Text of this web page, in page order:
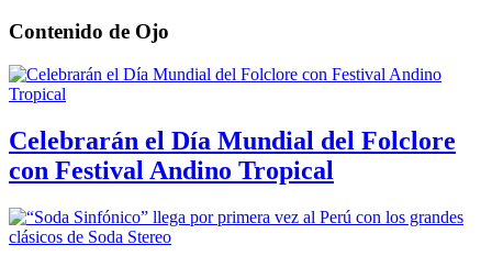
Contenido de Ojo
Celebrarán el Día Mundial del Folclore
con Festival Andino Tropical